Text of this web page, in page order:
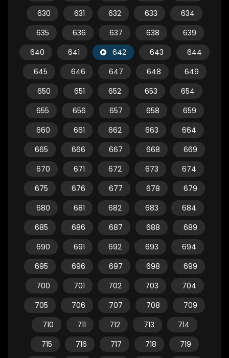
630
631 632 633
634
635
636 637 638
639
640
641 642 643
644
645
646 647 648
649
650
651 652 653
654
655
656 657 658
659
660
661 662 663
664
665
666 667 668
669
670
671 672 673
674
675
676 677 678
679
680
681 682 683
684
685
686 687 688
689
690
691 692 693
694
695
696 697 698
699
700
701 702 703
704
705
706 707 708
709
710
711 712 713
714
715
716 717 718
719